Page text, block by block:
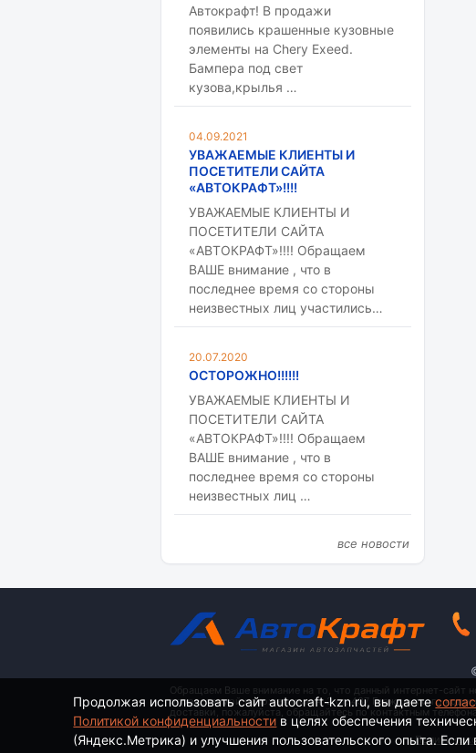
Автокрафт! В продажи
появились крашенные кузовные
элементы на Chery Exeed.
Бампера под свет
кузова,крылья …
04.09.2021
УВАЖАЕМЫЕ КЛИЕНТЫ И
ПОСЕТИТЕЛИ САЙТА
«АВТОКРАФТ»!!!!
УВАЖАЕМЫЕ КЛИЕНТЫ И
ПОСЕТИТЕЛИ САЙТА
«АВТОКРАФТ»!!!! Обращаем
ВАШЕ внимание , что в
последнее время со стороны
неизвестных лиц участились…
20.07.2020
ОСТОРОЖНО!!!!!!
УВАЖАЕМЫЕ КЛИЕНТЫ И
ПОСЕТИТЕЛИ САЙТА
«АВТОКРАФТ»!!!! Обращаем
ВАШЕ внимание , что в
последнее время со стороны
неизвестных лиц …
все новости
Обращаем Ваше внимание на то, что данный интернет-сайт
определяемой положениями ч. 2 ст. 437 Гражданского
доставки, пожалуйста, обращайтесь по контактным
Политика
Продолжая использовать сайт autocraft-kzn.ru, вы даете
Политикой конфиденциальности в целях обеспечения
(Яндекс.Метрика) и улучшения пользовательского опыта.